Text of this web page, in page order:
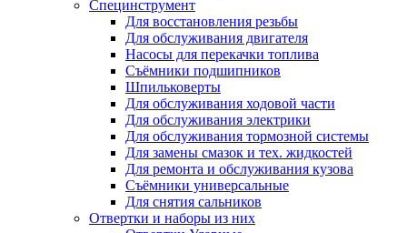
Специнструмент
Для восстановления резьбы
Для обслуживания двигателя
Насосы для перекачки топлива
Съёмники подшипников
Шпильковерты
Для обслуживания ходовой части
Для обслуживания электрики
Для обслуживания тормозной системы
Для замены смазок и тех. жидкостей
Для ремонта и обслуживания кузова
Съёмники универсальные
Для снятия сальников
Отвертки и наборы из них